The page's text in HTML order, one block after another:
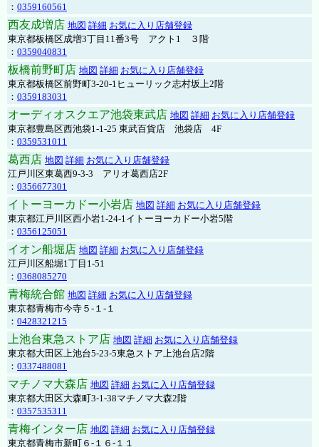
： 0359160561
西友成増店 地図 詳細 お気に入り店舗登録
東京都板橋区成増3丁目11番3号 アクト1 ３階
： 0359040831
板橋前野町店 地図 詳細 お気に入り店舗登録
東京都板橋区前野町3-20-1ヒューリック志村坂上2階
： 0359183031
オーディオスクエア池袋東武店 地図 詳細 お気に入り店舗登録
東京都豊島区西池袋1-1-25 東武百貨店 池袋店 4F
： 0359531011
葛西店 地図 詳細 お気に入り店舗登録
江戸川区東葛西9-3-3 アリオ葛西店2F
： 0356677301
イトーヨーカドー小岩店 地図 詳細 お気に入り店舗登録
東京都江戸川区西小岩1-24-1イトーヨーカドー小岩5階
： 0356125051
イオン船堀店 地図 詳細 お気に入り店舗登録
江戸川区船堀1丁目1-51
： 0368085270
青梅統合館 地図 詳細 お気に入り店舗登録
東京都青梅市今寺５-１-１
： 0428321215
上池台東急ストア店 地図 詳細 お気に入り店舗登録
東京都大田区上池台5-23-5東急ストア上池台店2階
： 0337488081
マチノマ大森店 地図 詳細 お気に入り店舗登録
東京都大田区大森町3-1-38マチノマ大森2階
： 0357535311
青梅インター店 地図 詳細 お気に入り店舗登録
東京都青梅市新町６-１６-１１